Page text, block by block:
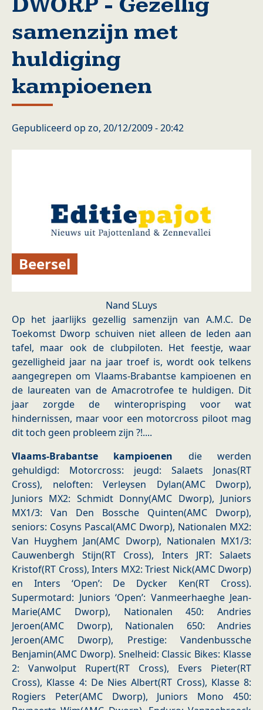
samenzijn met
huldiging
kampioenen
Gepubliceerd op zo, 20/12/2009 - 20:42
Beersel
Nand SLuys
Op het jaarlijks gezellig samenzijn van A.M.C. De
Toekomst Dworp schuiven niet alleen de leden aan
tafel, maar ook de clubpiloten. Het feestje, waar
gezelligheid jaar na jaar troef is, wordt ook telkens
aangegrepen om Vlaams-Brabantse kampioenen en
de laureaten van de Amacrotrofee te huldigen. Dit
jaar zorgde de winteroprisping voor wat
hindernissen, maar voor een motorcross piloot mag
dit toch geen probleem zijn ?!....
Vlaams-Brabantse kampioenen die werden
gehuldigd: Motorcross: jeugd: Salaets Jonas(RT
Cross), neloften: Verleysen Dylan(AMC Dworp),
Juniors MX2: Schmidt Donny(AMC Dworp), Juniors
MX1/3: Van Den Bossche Quinten(AMC Dworp),
seniors: Cosyns Pascal(AMC Dworp), Nationalen MX2:
Van Huyghem Jan(AMC Dworp), Nationalen MX1/3:
Cauwenbergh Stijn(RT Cross), Inters JRT: Salaets
Kristof(RT Cross), Inters MX2: Triest Nick(AMC Dworp)
en Inters ‘Open’: De Dycker Ken(RT Cross).
Supermotard: Juniors ‘Open’: Vanmeerhaeghe Jean-
Marie(AMC Dworp), Nationalen 450: Andries
Jeroen(AMC Dworp), Nationalen 650: Andries
Jeroen(AMC Dworp), Prestige: Vandenbussche
Benjamin(AMC Dworp). Snelheid: Classic Bikes: Klasse
2: Vanwolput Rupert(RT Cross), Evers Pieter(RT
Cross), Klasse 4: De Nies Albert(RT Cross), Klasse 8:
Rogiers Peter(AMC Dworp), Juniors Mono 450: